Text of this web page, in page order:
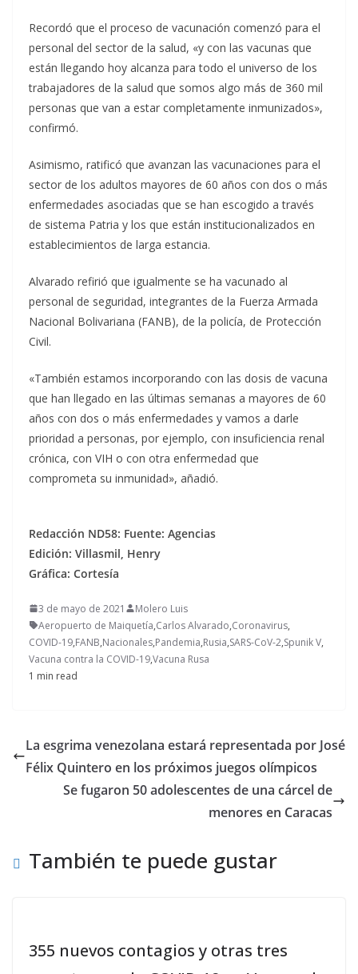
Recordó que el proceso de vacunación comenzó para el
personal del sector de la salud, «y con las vacunas que
están llegando hoy alcanza para todo el universo de los
trabajadores de la salud que somos algo más de 360 mil
personas que van a estar completamente inmunizados»,
confirmó.
Asimismo, ratificó que avanzan las vacunaciones para el
sector de los adultos mayores de 60 años con dos o más
enfermedades asociadas que se han escogido a través
de sistema Patria y los que están institucionalizados en
establecimientos de larga estancia.
Alvarado refirió que igualmente se ha vacunado al
personal de seguridad, integrantes de la Fuerza Armada
Nacional Bolivariana (FANB), de la policía, de Protección
Civil.
«También estamos incorporando con las dosis de vacuna
que han llegado en las últimas semanas a mayores de 60
años con dos o más enfermedades y vamos a darle
prioridad a personas, por ejemplo, con insuficiencia renal
crónica, con VIH o con otra enfermedad que
comprometa su inmunidad», añadió.
Redacción ND58: Fuente: Agencias
Edición: Villasmil, Henry
Gráfica: Cortesía
3 de mayo de 2021
Molero Luis
Aeropuerto de Maiquetía,Carlos Alvarado,Coronavirus,
COVID-19,FANB,Nacionales,Pandemia,Rusia,SARS-CoV-2,Spunik V,
Vacuna contra la COVID-19,Vacuna Rusa
1 min read
La esgrima venezolana estará representada por José
Félix Quintero en los próximos juegos olímpicos
Se fugaron 50 adolescentes de una cárcel de
menores en Caracas
También te puede gustar
355 nuevos contagios y otras tres